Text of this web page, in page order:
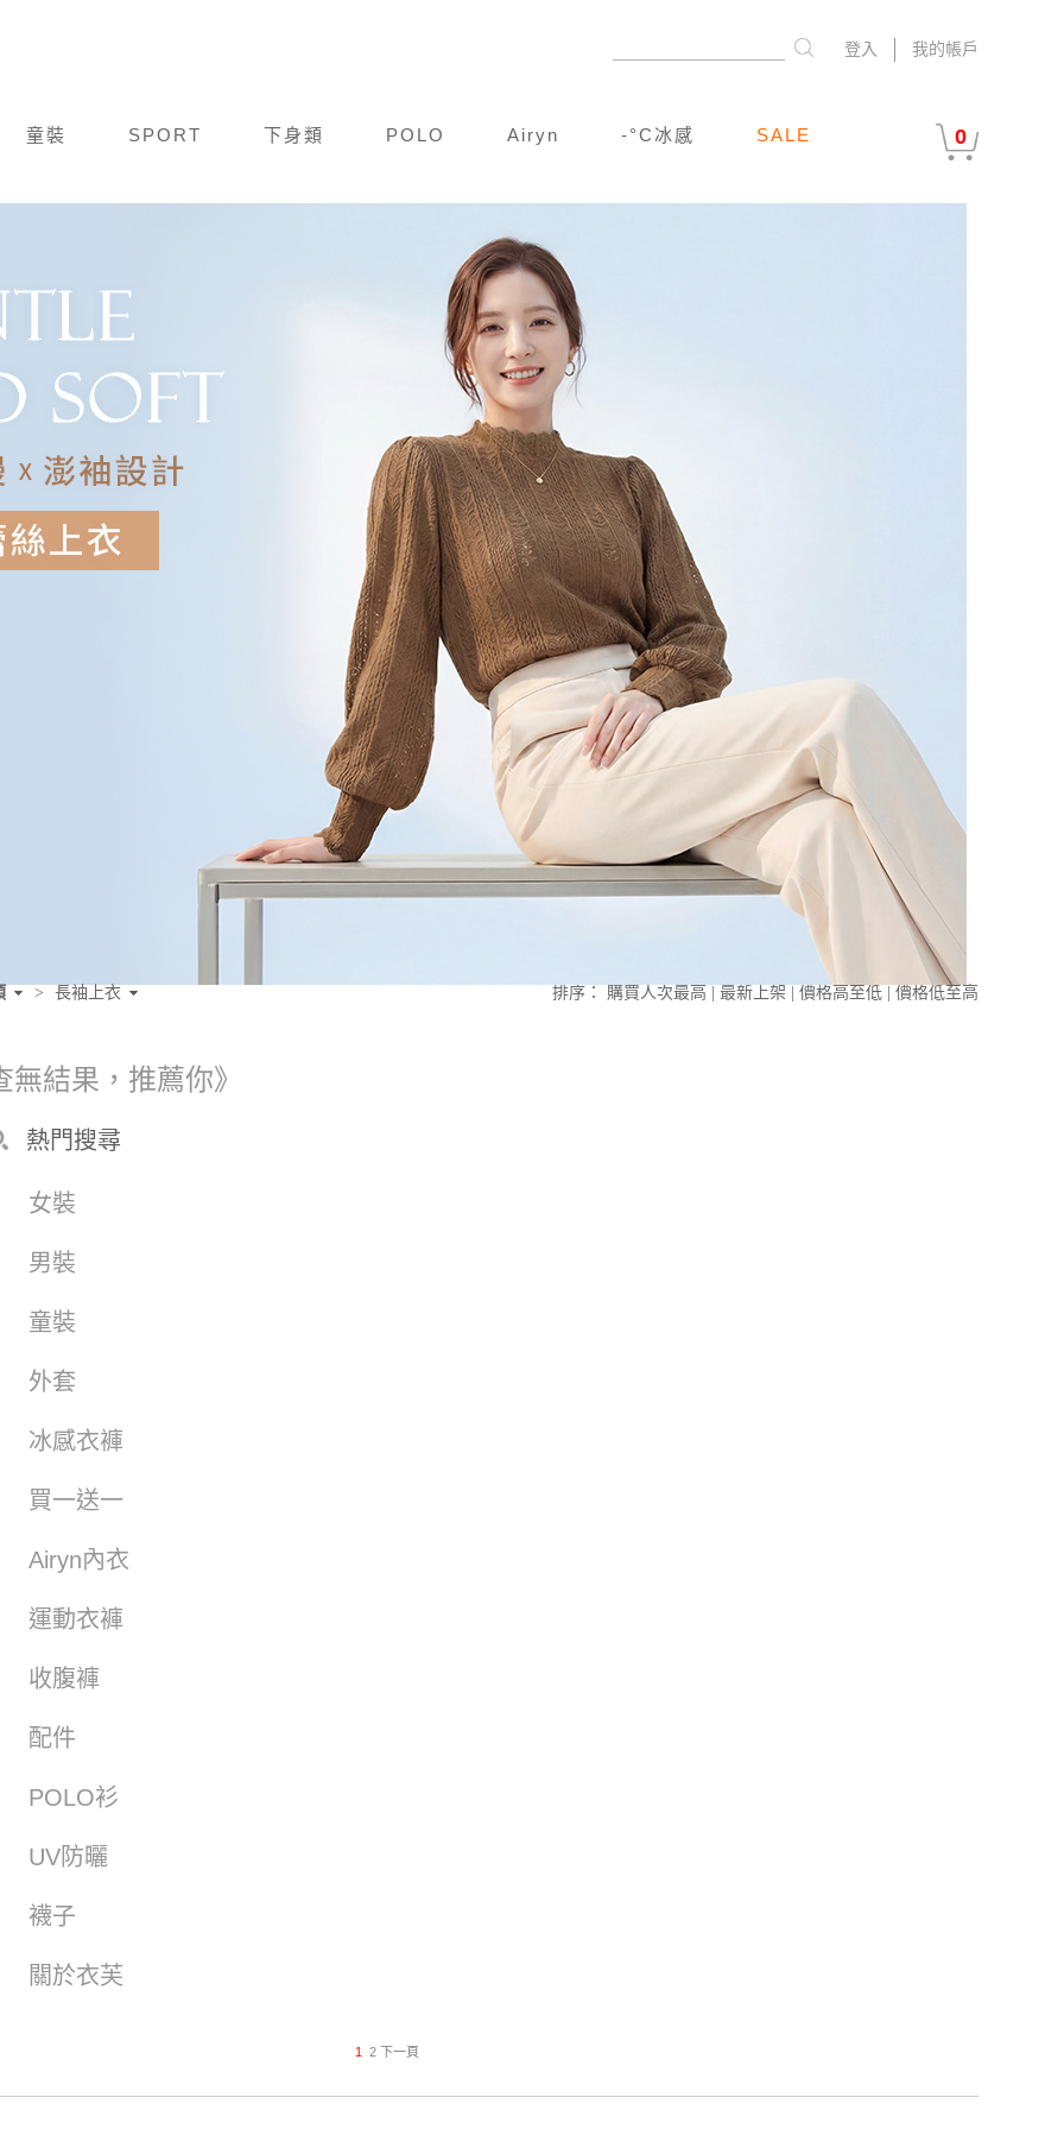
我的帳戶
登入
童裝 SPORT 下身類 POLO Airyn -°C冰感 SALE 0
> 長袖上衣 排序： 購買人次最高 最新上架 價格高至低 價格低至高
無結果，推薦你》
熱門搜尋
女裝
男裝
童裝
外套
冰感衣褲
買一送一
Airyn內衣
運動衣褲
收腹褲
配件
POLO衫
UV防曬
襪子
關於衣芙
1 2下一頁